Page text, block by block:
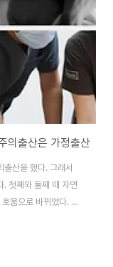
의출산은 가정출산
산을 했다. 그래서
. 첫째와 둘째 때 자연
움으로 바뀌었다. 오
원장님, 첫째 때부터
을 계획하다. 안정기